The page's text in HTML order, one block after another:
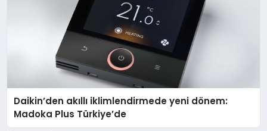
Daikin’den akıllı iklimlendirmede yeni dönem:
Madoka Plus Türkiye’de